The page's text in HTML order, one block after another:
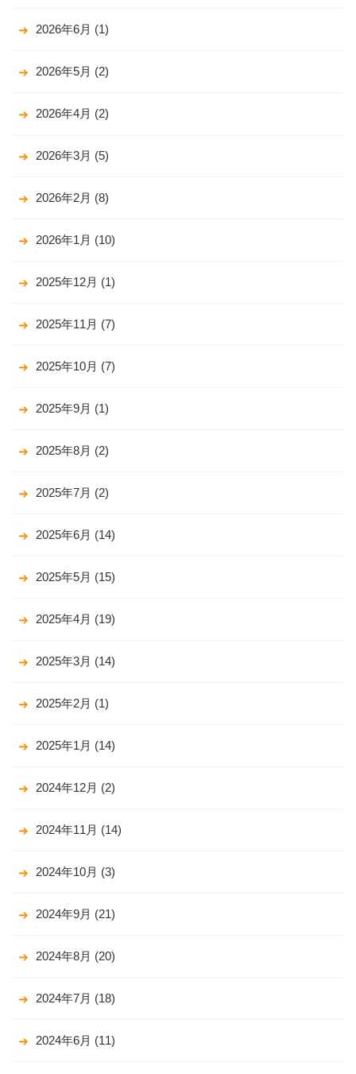
2026年6月 (1)
2026年5月 (2)
2026年4月 (2)
2026年3月 (5)
2026年2月 (8)
2026年1月 (10)
2025年12月 (1)
2025年11月 (7)
2025年10月 (7)
2025年9月 (1)
2025年8月 (2)
2025年7月 (2)
2025年6月 (14)
2025年5月 (15)
2025年4月 (19)
2025年3月 (14)
2025年2月 (1)
2025年1月 (14)
2024年12月 (2)
2024年11月 (14)
2024年10月 (3)
2024年9月 (21)
2024年8月 (20)
2024年7月 (18)
2024年6月 (11)